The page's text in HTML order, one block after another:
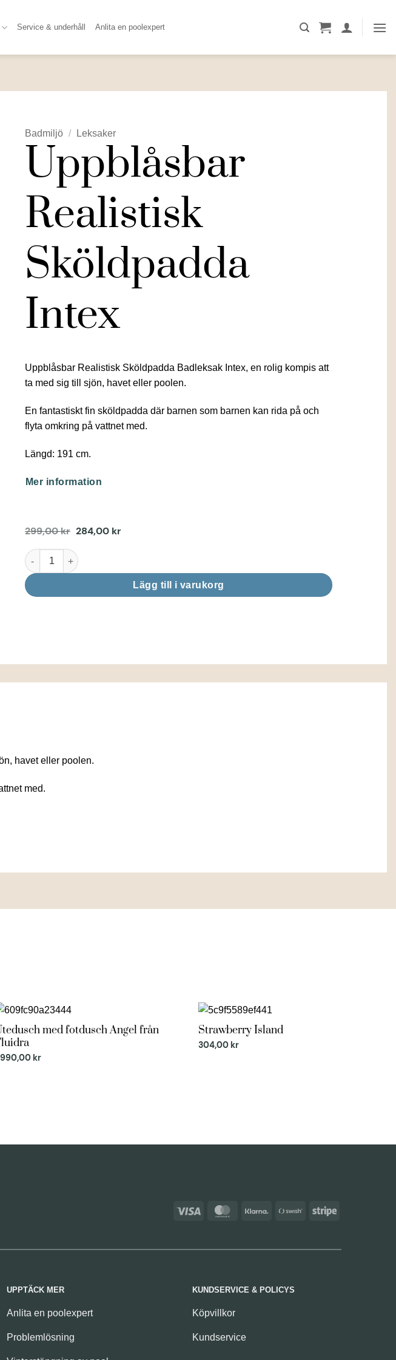
Service & underhåll Anlita en poolexpert
Badmiljö / Leksaker
Uppblåsbar
Realistisk
Sköldpadda
Intex
Uppblåsbar Realistisk Sköldpadda Badleksak Intex, en rolig kompis att
ta med sig till sjön, havet eller poolen.
En fantastiskt fin sköldpadda där barnen som barnen kan rida på och
flyta omkring på vattnet med.
Längd: 191 cm.
Mer information
299,00kr Det
var:
299,00 kr.
284,00 krDet
Uppblåsbar Realistisk Sköldpadda Intex mängd
Lägg till i varukorg
havet eller poolen.
med.
med fotdusch Angel från
kr
Just nu 5% rabatt
Strawberry Island
304,00 kr
Visa MasterCardKlarna Swish
Stripe
UPPTÄCK MER
Anlita en poolexpert
Problemlösning
KUNDSERVICE & POLICYS
Köpvillkor
Kundservice